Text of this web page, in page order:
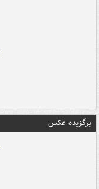
برگزیده عکس